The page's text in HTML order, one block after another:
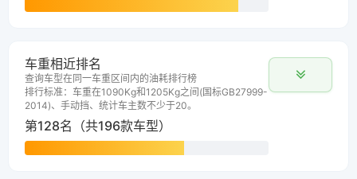
车重相近排名
查询车型在同一车重区间内的油耗排行榜
排行标准：车重在1090Kg和1205Kg之间(国标GB27999-
2014)、手动挡、统计车主数不少于20。
第128名（共196款车型）